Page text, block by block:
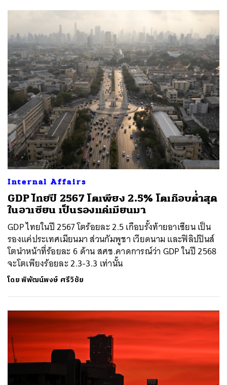
Internal Affairs
GDP ไทยปี 2567 โตเพียง 2.5% โตเกือบต่ำสุด
ในอาเซียน เป็นรองแค่เมียนมา
GDP ไทยในปี 2567 โตร้อยละ 2.5 เกือบรั้งท้ายอาเซียน เป็น
รองแค่ประเทศเมียนมา ส่วนกัมพูชา เวียดนาม และฟิลิปปินส์
โตนำหน้าที่ร้อยละ 6 ด้าน สศช.คาดการณ์ว่า GDP ในปี 2568
จะโตเพียงร้อยละ 2.3-3.3 เท่านั้น
โดยพิพัฒน์พงษ์ ศรีวิชัย